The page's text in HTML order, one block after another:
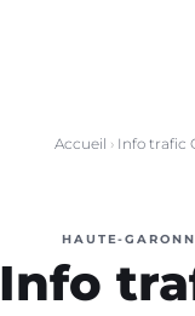
Accueil › Info trafic
HAUTE-
Info